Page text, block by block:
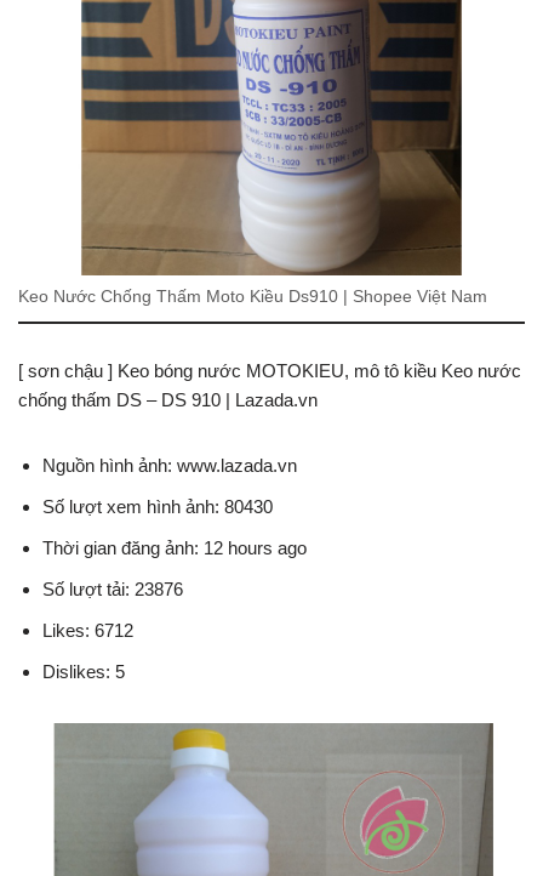
Keo Nước Chống Thấm Moto Kiều Ds910 | Shopee Việt Nam
[ sơn chậu ] Keo bóng nước MOTOKIEU, mô tô kiều Keo nước
chống thấm DS – DS 910 | Lazada.vn
Nguồn hình ảnh: www.lazada.vn
Số lượt xem hình ảnh: 80430
Thời gian đăng ảnh: 12 hours ago
Số lượt tải: 23876
Likes: 6712
Dislikes: 5